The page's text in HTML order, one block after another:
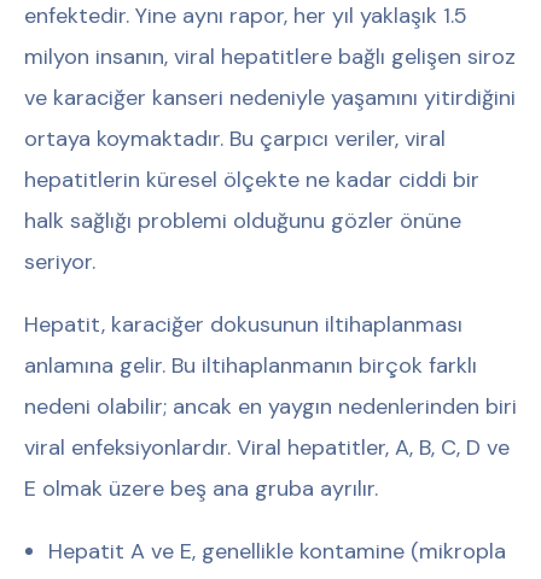
enfektedir. Yine aynı rapor, her yıl yaklaşık 1.5
milyon insanın, viral hepatitlere bağlı gelişen siroz
ve karaciğer kanseri nedeniyle yaşamını yitirdiğini
ortaya koymaktadır. Bu çarpıcı veriler, viral
hepatitlerin küresel ölçekte ne kadar ciddi bir
halk sağlığı problemi olduğunu gözler önüne
seriyor.
Hepatit, karaciğer dokusunun iltihaplanması
anlamına gelir. Bu iltihaplanmanın birçok farklı
nedeni olabilir; ancak en yaygın nedenlerinden biri
viral enfeksiyonlardır. Viral hepatitler, A, B, C, D ve
E olmak üzere beş ana gruba ayrılır.
Hepatit A ve E, genellikle kontamine (mikropla